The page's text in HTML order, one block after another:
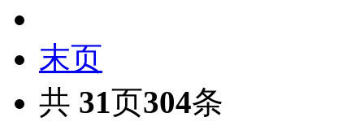
末页
共 31页304条